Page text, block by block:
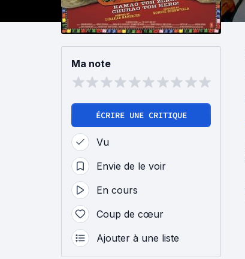
Ma note
ÉCRIRE UNE CRITIQUE
Vu
Envie de le voir
En cours
Coup de cœur
Ajouter à une liste